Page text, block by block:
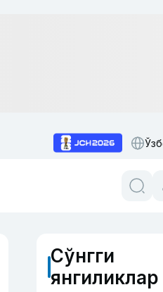
Сўнгги
янгиликлар